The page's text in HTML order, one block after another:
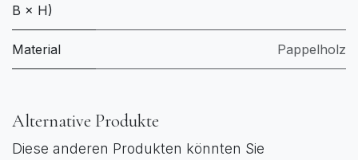
B × H)
Material Pappelholz
Alternative Produkte
Diese anderen Produkten könnten Sie